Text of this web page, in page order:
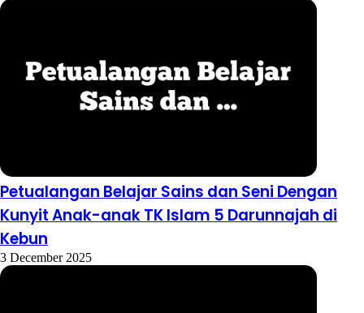
Petualangan Belajar Sains dan Seni Dengan
Kunyit Anak-anak TK Islam 5 Darunnajah di
Kebun
3 December 2025